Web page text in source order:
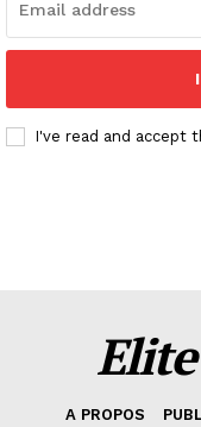
I've read and accept
A PROPOS